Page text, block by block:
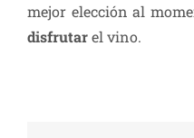
mejor elección al
disfrutarel vino.